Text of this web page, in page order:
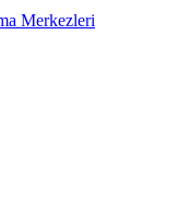
Merkezleri